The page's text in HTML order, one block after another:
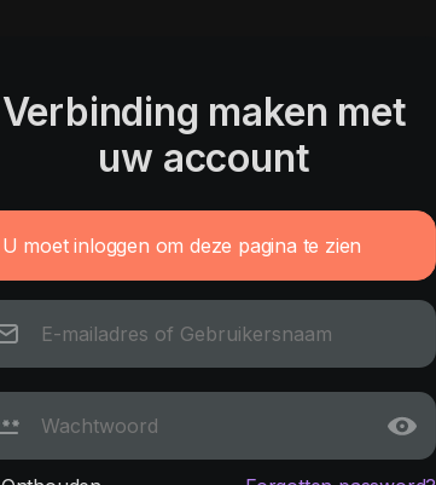
Verbinding maken met
uw account
U moet inloggen om deze pagina te zien